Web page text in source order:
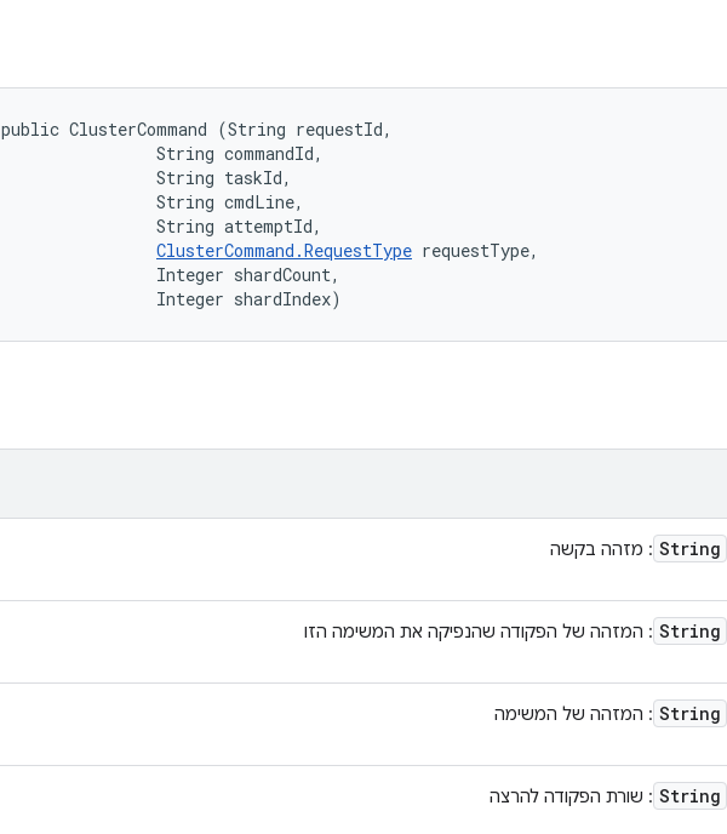
public ClusterCommand (String requestId,
                String commandId,
                String taskId,
                String cmdLine,
                String attemptId,
ClusterCommand.RequestType requestType,
                Integer shardCount,
                Integer shardIndex)
String : מזהה בקשה
String : המזהה של הפקודה שהנפיקה את המשימה הזו
String : המזהה של המשימה
String : שורת הפקודה להרצה